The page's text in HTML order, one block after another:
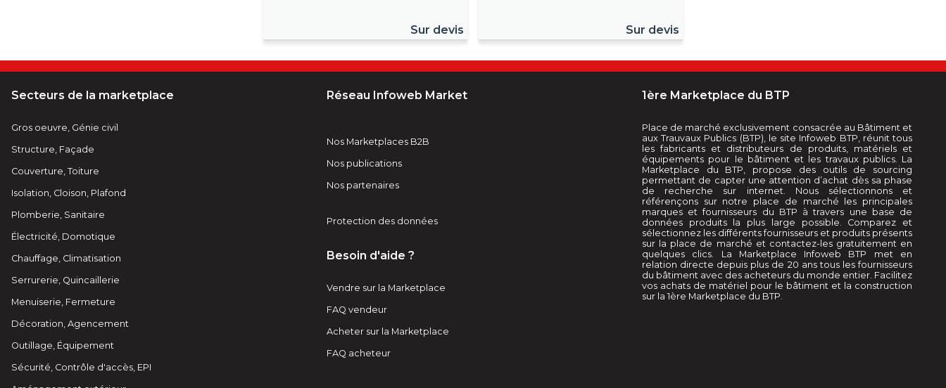
Sur devis Sur devis
Secteurs de la marketplace
Gros oeuvre, Génie civil
Structure, Façade
Couverture, Toiture
Isolation, Cloison, Plafond
Plomberie, Sanitaire
Électricité, Domotique
Chauffage, Climatisation
Serrurerie, Quincaillerie
Menuiserie, Fermeture
Décoration, Agencement
Outillage, Équipement
Sécurité, Contrôle d'accès, EPI
Réseau Infoweb Market
Nos Marketplaces B2B
Nos publications
Nos partenaires
Protection des données
Besoin d'aide ?
Vendre sur la Marketplace
FAQ vendeur
Acheter sur la Marketplace
FAQ acheteur
1ère Marketplace du BTP
Place de marché exclusivement consacrée au Bâtiment et
aux Trauvaux Publics (BTP), le site Infoweb BTP, réunit tous
les fabricants et distributeurs de produits, matériels et
équipements pour le bâtiment et les travaux publics. La
Marketplace du BTP, propose des outils de sourcing
permettant de capter une attention d’achat dès sa phase
de recherche sur internet. Nous sélectionnons et
référençons sur notre place de marché les principales
marques et fournisseurs du BTP à travers une base de
données produits la plus large possible. Comparez et
sélectionnez les différents fournisseurs et produits présents
sur la place de marché et contactez-les gratuitement en
quelques clics. La Marketplace Infoweb BTP met en
relation directe depuis plus de 20 ans tous les fournisseurs
du bâtiment avec des acheteurs du monde entier. Facilitez
vos achats de matériel pour le bâtiment et la construction
sur la 1ère Marketplace du BTP.